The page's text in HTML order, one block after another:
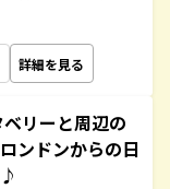
詳細を見る
リーと周辺の
ンドンからの日